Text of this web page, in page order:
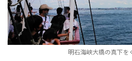
明石海峡大橋の真下を